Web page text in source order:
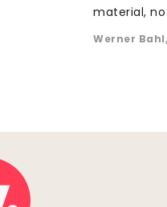
material,
Werner Bahl